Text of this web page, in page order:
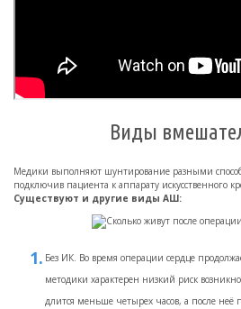
Виды
Медики выполняют шунтирование разными
подключив пациента к аппарату искусственного
Существуют и другие виды АШ:
Без ИК. Во время операции сердце
методики характерен низкий риск
длится меньше четырех часов, а после неё